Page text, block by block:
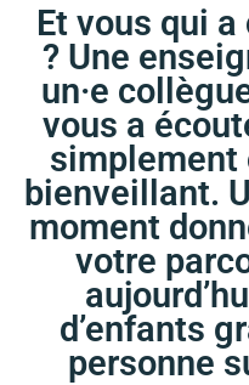
Et vous qui
? Une
un·e
vous a
simplement
bienveillant.
moment
votre
d’enfants
personne